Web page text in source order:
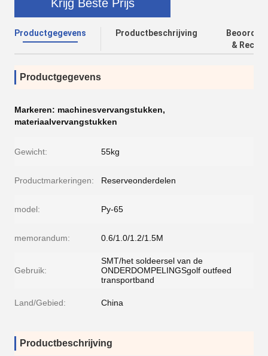
Krijg Beste Prijs
Productgegevens Productbeschrijving
&
Productgegevens
Markeren: machinesvervangstukken,
materiaalvervangstukken
Gewicht: 55kg
Productmarkeringen: Reserveonderdelen
model: Py-65
memorandum: 0.6/1.0/1.2/1.5M
Gebruik:
SMT/het soldeersel van de
ONDERDOMPELINGSgolf outfeed
transportband
Land/Gebied: China
Productbeschrijving